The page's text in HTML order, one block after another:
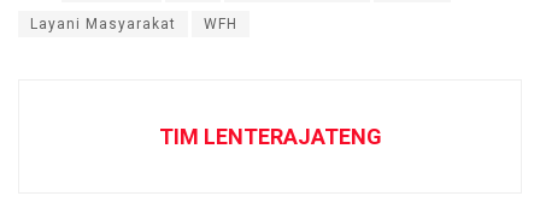
Layani Masyarakat WFH
TIM LENTERAJATENG